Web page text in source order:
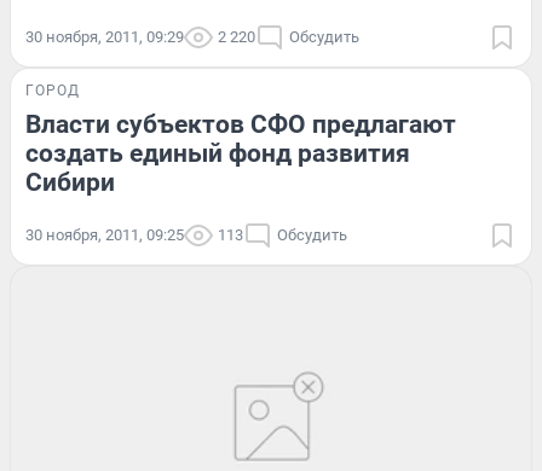
30 ноября, 2011, 09:29 2 220 Обсудить
ГОРОД
Власти субъектов СФО предлагают
создать единый фонд развития
Сибири
30 ноября, 2011, 09:25 113 Обсудить